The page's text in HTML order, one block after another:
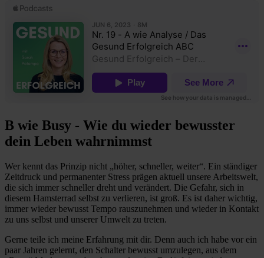
B wie Busy - Wie du wieder bewusster
dein Leben wahrnimmst
Wer kennt das Prinzip nicht „höher, schneller, weiter“. Ein ständiger
Zeitdruck und permanenter Stress prägen aktuell unsere Arbeitswelt,
die sich immer schneller dreht und verändert. Die Gefahr, sich in
diesem Hamsterrad selbst zu verlieren, ist groß. Es ist daher wichtig,
immer wieder bewusst Tempo rauszunehmen und wieder in Kontakt
zu uns selbst und unserer Umwelt zu treten.
Gerne teile ich meine Erfahrung mit dir. Denn auch ich habe vor ein
paar Jahren gelernt, den Schalter bewusst umzulegen, aus dem